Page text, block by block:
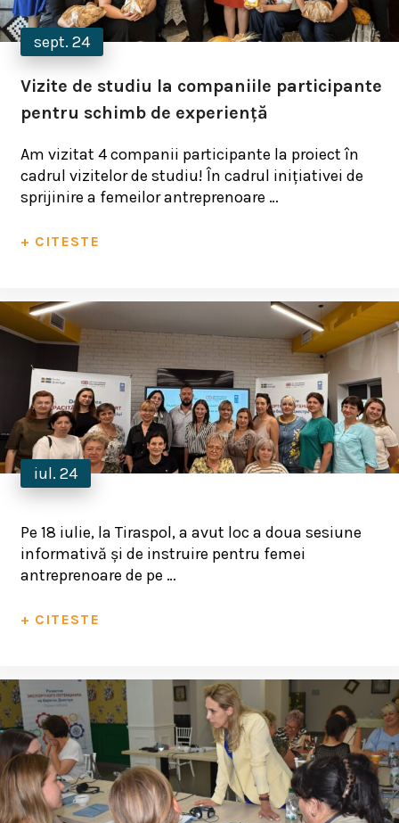
sept. 24
Vizite de studiu la companiile participante
pentru schimb de experiență
Am vizitat 4 companii participante la proiect în
cadrul vizitelor de studiu! În cadrul inițiativei de
sprijinire a femeilor antreprenoare …
+ CITESTE
iul. 24
Pe 18 iulie, la Tiraspol, a avut loc a doua sesiune
informativă și de instruire pentru femei
antreprenoare de pe …
+ CITESTE